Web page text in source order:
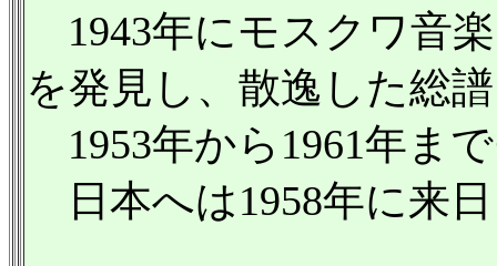
1943年にモスクワ音
を発見し、散逸した総
1953年から1961年ま
日本へは1958年に来